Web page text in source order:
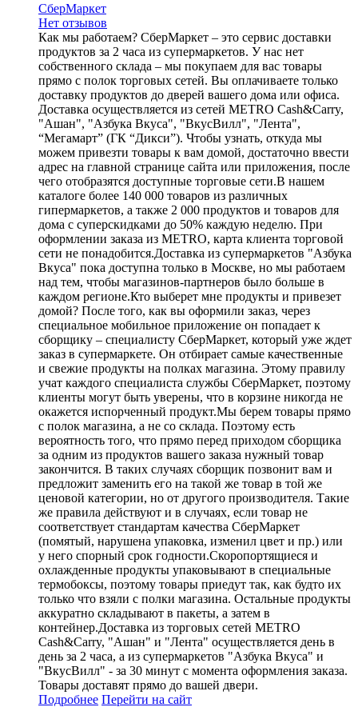
СберМаркет
Нет отзывов
Как мы работаем? СберМаркет – это cервис доставки
продуктов за 2 часа из супермаркетов. У нас нет
собственного склада – мы покупаем для вас товары
прямо с полок торговых сетей. Вы оплачиваете только
доставку продуктов до дверей вашего дома или офиса.
Доставка осуществляется из сетей METRO Cash&Carry,
"Ашан", "Азбука Вкуса", "ВкусВилл", "Лента",
“Мегамарт” (ГК “Дикси”). Чтобы узнать, откуда мы
можем привезти товары к вам домой, достаточно ввести
адрес на главной странице сайта или приложения, после
чего отобразятся доступные торговые сети.В нашем
каталоге более 140 000 товаров из различных
гипермаркетов, а также 2 000 продуктов и товаров для
дома с суперскидками до 50% каждую неделю. При
оформлении заказа из METRO, карта клиента торговой
сети не понадобится.Доставка из супермаркетов "Азбука
Вкуса" пока доступна только в Москве, но мы работаем
над тем, чтобы магазинов-партнеров было больше в
каждом регионе.Кто выберет мне продукты и привезет
домой? После того, как вы оформили заказ, через
специальное мобильное приложение он попадает к
сборщику – специалисту СберМаркет, который уже ждет
заказ в супермаркете. Он отбирает самые качественные
и свежие продукты на полках магазина. Этому правилу
учат каждого специалиста службы СберМаркет, поэтому
клиенты могут быть уверены, что в корзине никогда не
окажется испорченный продукт.Мы берем товары прямо
с полок магазина, а не со склада. Поэтому есть
вероятность того, что прямо перед приходом сборщика
за одним из продуктов вашего заказа нужный товар
закончится. В таких случаях сборщик позвонит вам и
предложит заменить его на такой же товар в той же
ценовой категории, но от другого производителя. Такие
же правила действуют и в случаях, если товар не
соответствует стандартам качества СберМаркет
(помятый, нарушена упаковка, изменил цвет и пр.) или
у него спорный срок годности.Скоропортящиеся и
охлажденные продукты упаковывают в специальные
термобоксы, поэтому товары приедут так, как будто их
только что взяли с полки магазина. Остальные продукты
аккуратно складывают в пакеты, а затем в
контейнер.Доставка из торговых сетей METRO
Cash&Carry, "Ашан" и "Лента" осуществляется день в
день за 2 часа, а из супермаркетов "Азбука Вкуса" и
"ВкусВилл" - за 30 минут с момента оформления заказа.
Товары доставят прямо до вашей двери.
Подробнее Перейти на сайт